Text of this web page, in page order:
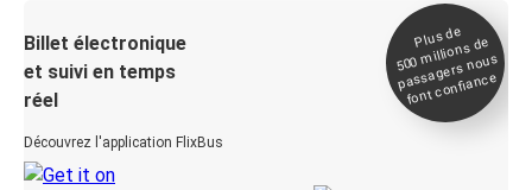
Billet électronique
et suivi en temps
réel
Découvrez l'application FlixBus
Plus de
500
millions de
passagers nous
font confiance